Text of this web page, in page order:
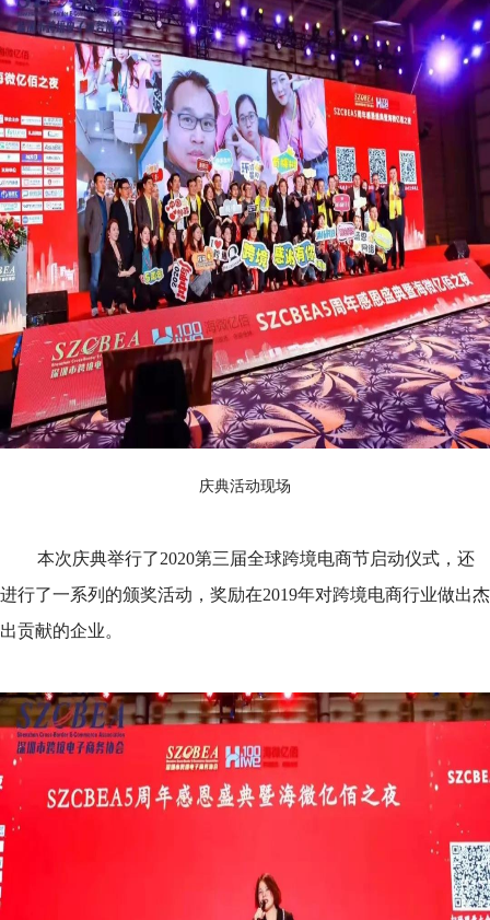
庆典活动现场
本次庆典举行了2020第三届全球跨境电商节启动仪式，还
进行了一系列的颁奖活动，奖励在2019年对跨境电商行业做出杰
出贡献的企业。